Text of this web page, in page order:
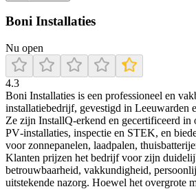
Boni Installaties
Nu open
4.3
Boni Installaties is een professioneel en
installatiebedrijf, gevestigd in Leeuwarden
Ze zijn InstallQ‑erkend en gecertificeerd in
PV‑installaties, inspectie en STEK, en
voor zonnepanelen, laadpalen,
Klanten prijzen het bedrijf voor zijn
betrouwbaarheid, vakkundigheid,
uitstekende nazorg. Hoewel het overgrote